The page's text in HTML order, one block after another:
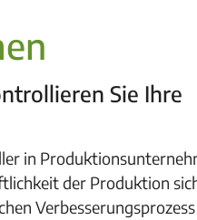
Sie Ihre
in
der Produktion